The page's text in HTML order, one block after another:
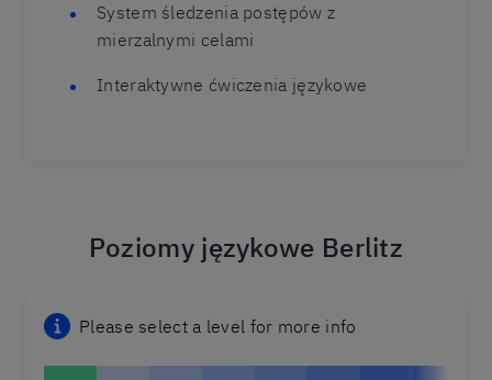
System śledzenia postępów z
mierzalnymi celami
Interaktywne ćwiczenia językowe
Poziomy językowe Berlitz
Please select a level for more info